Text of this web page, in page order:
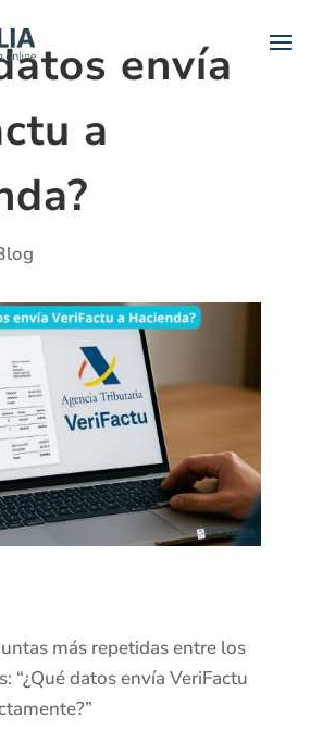
envía
a
más repetidas entre los
“¿Qué datos envía VeriFactu